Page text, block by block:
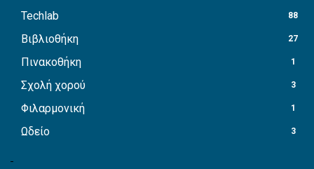
Techlab 88
Βιβλιοθήκη 27
Πινακοθήκη 1
Σχολή χορού 3
Φιλαρμονική 1
Ωδείο 3